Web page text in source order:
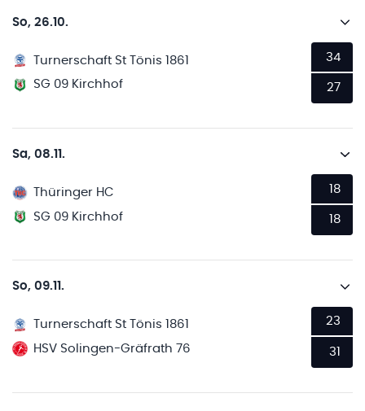
So, 26.10.
Turnerschaft St Tönis 1861
SG 09 Kirchhof
34
27
Sa, 08.11.
Thüringer HC
SG 09 Kirchhof
18
18
So, 09.11.
Turnerschaft St Tönis 1861
HSV Solingen-Gräfrath 76
23
31